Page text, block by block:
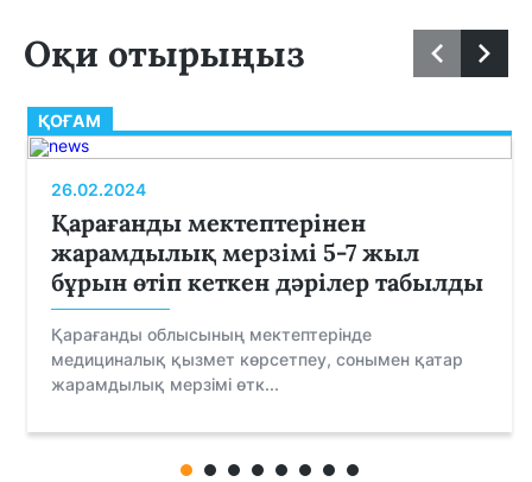
Оқи отырыңыз
ҚОҒАМ
26.02.2024
Қарағанды мектептерінен
жарамдылық мерзімі 5-7 жыл
бұрын өтіп кеткен дәрілер табылды
Қарағанды облысының мектептерінде
медициналық қызмет көрсетпеу, сонымен қатар
жарамдылық мерзімі өтк...